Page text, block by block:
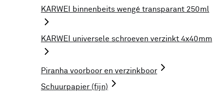
KARWEI binnenbeits wengé transparant 250ml
KARWEI universele schroeven verzinkt 4x40mm
Piranha voorboor en verzinkboor
Schuurpapier (fijn)